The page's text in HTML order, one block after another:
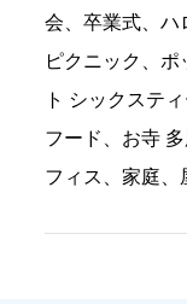
会、卒業式、ハ
ピクニック、
ト シックステ
フード、お寺
フィス、家庭、